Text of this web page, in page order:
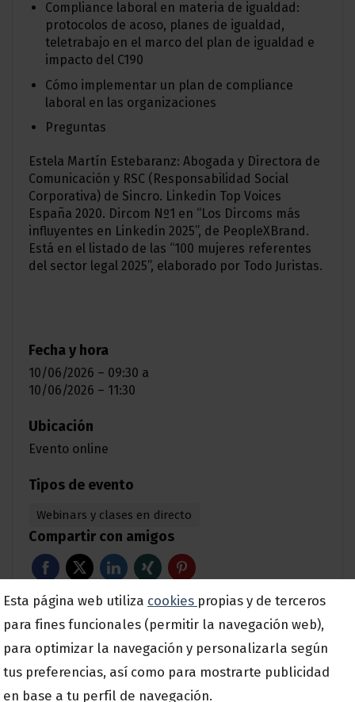
Compliance laboral en materia de igualdad:
protocolos de acoso, planes de igualdad,
teletrabajo en el marco del plan de igualdad e
impacto del C190
Cómo implementar un plan de compliance
laboral en las organizaciones
Preguntas
Estela Martín Estebaranz: Abogada y Directora de
Comunicación y RSC (Responsabilidad Social
Corporativa) de Sincro. Linkedin Top Voices
España 2020. Dircom Nº1 en “Los Dircoms más
influyentes en Linkedin 2025”, de PeopleXBrand.
Está en el listado de las “100 mujeres referentes
del sector legal 2025”, elaborado por Todo Juristas.
Fecha y hora
10/06/2026 – 09:30 a
10/06/2026 – 11:30
Ubicación
Evento online
Tipos de evento
Webinars y clases en directo
Compartir con amigos
Esta página web utiliza cookies propias y de terceros
para fines funcionales (permitir la navegación web),
para optimizar la navegación y personalizarla según
tus preferencias, así como para mostrarte publicidad
en base a tu perfil de navegación.